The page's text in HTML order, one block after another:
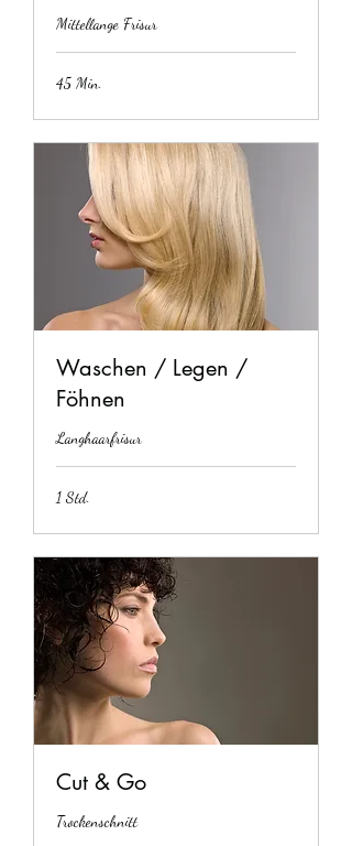
Mittellange Frisur
45 Min.
Waschen / Legen /
Föhnen
Langhaarfrisur
1 Std.
Cut & Go
Trockenschnitt